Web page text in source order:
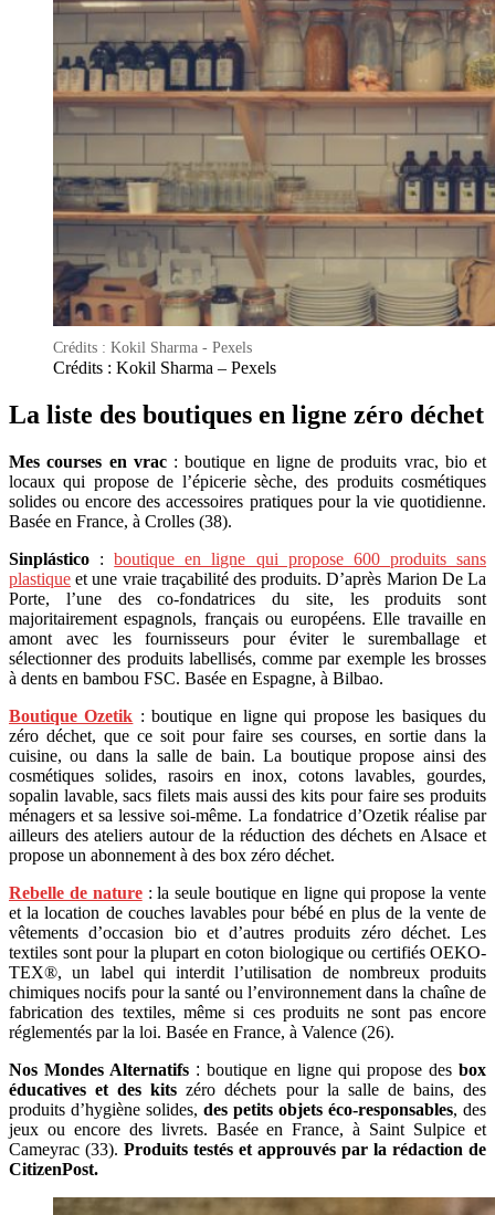
Crédits : Kokil Sharma - Pexels
Crédits : Kokil Sharma – Pexels
La liste des boutiques en ligne zéro déchet
Mes courses en vrac : boutique en ligne de produits vrac, bio et
locaux qui propose de l’épicerie sèche, des produits cosmétiques
solides ou encore des accessoires pratiques pour la vie quotidienne.
Basée en France, à Crolles (38).
Sinplástico :boutique en ligne qui propose 600 produits sans
plastique et une vraie traçabilité des produits.D’après Marion De La
Porte, l’une des co-fondatrices du site, les produits sont
majoritairement espagnols, français ou européens. Elle travaille en
amont avec les fournisseurs pour éviter le suremballage et
sélectionner des produits labellisés, comme par exemple les brosses
à dents en bambou FSC. Basée en Espagne, à Bilbao.
Boutique Ozetik : boutique en ligne qui propose les basiques du
zéro déchet, que ce soit pour faire ses courses, en sortie dans la
cuisine, ou dans la salle de bain. La boutique propose ainsi des
cosmétiques solides, rasoirs en inox, cotons lavables, gourdes,
sopalin lavable, sacs filets mais aussi des kits pour faire ses produits
ménagers et sa lessive soi-même. La fondatrice d’Ozetik réalise par
ailleurs des ateliers autour de la réduction des déchets en Alsace et
propose un abonnement à des box zéro déchet.
Rebelle de nature : la seule boutique en ligne qui propose la vente
et la location de couches lavables pour bébé en plus de la vente de
vêtements d’occasion bio et d’autres produits zéro déchet. Les
textiles sont pour la plupart en coton biologique ou certifiés OEKO-
TEX®, un label qui interdit l’utilisation de nombreux produits
chimiques nocifs pour la santé ou l’environnement dans la chaîne de
fabrication des textiles, même si ces produits ne sont pas encore
réglementés par la loi. Basée en France, à Valence (26).
Nos Mondes Alternatifs : boutique en ligne qui propose des box
éducatives et des kits zéro déchets pour la salle de bains, des
produits d’hygiène solides, des petits objets éco-responsables, des
jeux ou encore des livrets. Basée en France, à Saint Sulpice et
Cameyrac (33). Produits testés et approuvés par la rédaction de
CitizenPost.